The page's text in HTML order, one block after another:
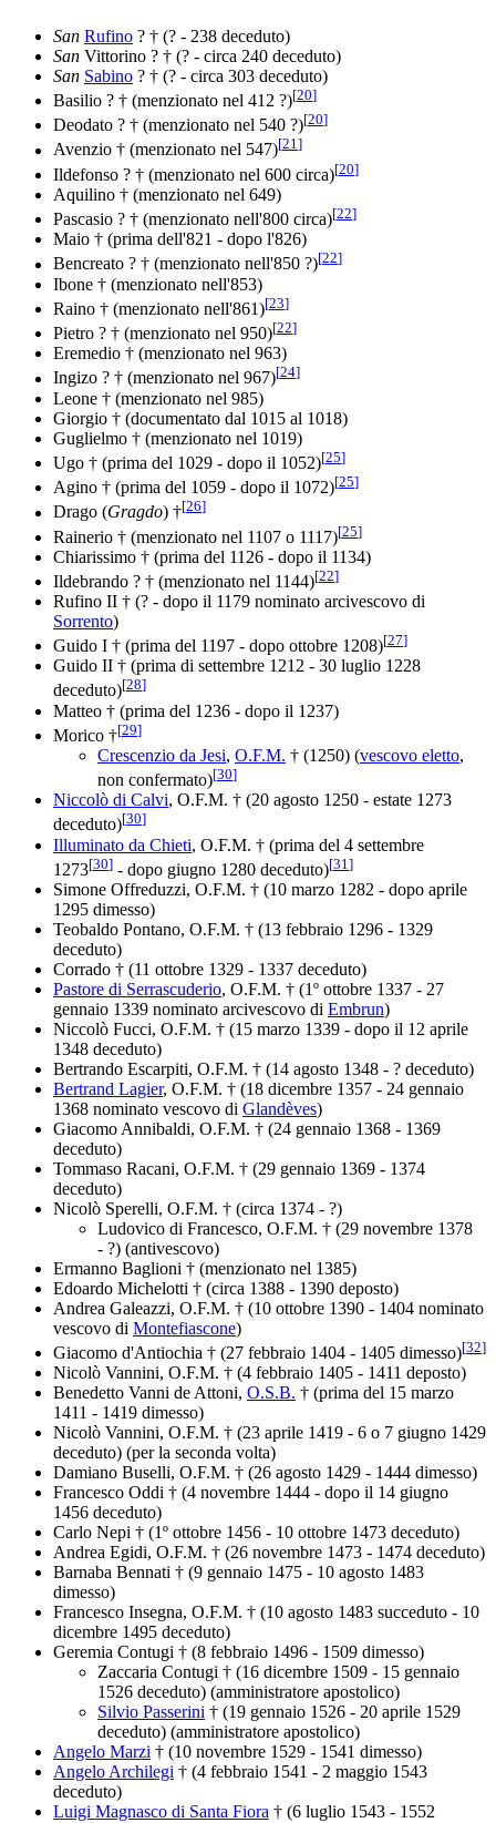
San Rufino ? † (? - 238 deceduto)
San Vittorino ? † (? - circa 240 deceduto)
San Sabino ? † (? - circa 303 deceduto)
Basilio ? † (menzionato nel 412 ?)[20]
Deodato ? † (menzionato nel 540 ?)[20]
Avenzio † (menzionato nel 547)[21]
Ildefonso ? † (menzionato nel 600 circa)[20]
Aquilino † (menzionato nel 649)
Pascasio ? † (menzionato nell'800 circa)[22]
Maio † (prima dell'821 - dopo l'826)
Bencreato ? † (menzionato nell'850 ?)[22]
Ibone † (menzionato nell'853)
Raino † (menzionato nell'861)[23]
Pietro ? † (menzionato nel 950)[22]
Eremedio † (menzionato nel 963)
Ingizo ? † (menzionato nel 967)[24]
Leone † (menzionato nel 985)
Giorgio † (documentato dal 1015 al 1018)
Guglielmo † (menzionato nel 1019)
Ugo † (prima del 1029 - dopo il 1052)[25]
Agino † (prima del 1059 - dopo il 1072)[25]
Drago (Gragdo) †[26]
Rainerio † (menzionato nel 1107 o 1117)[25]
Chiarissimo † (prima del 1126 - dopo il 1134)
Ildebrando ? † (menzionato nel 1144)[22]
Rufino II † (? - dopo il 1179 nominato arcivescovo di
Sorrento)
Guido I † (prima del 1197 - dopo ottobre 1208)[27]
Guido II † (prima di settembre 1212 - 30 luglio 1228
deceduto)[28]
Matteo † (prima del 1236 - dopo il 1237)
Morico †[29]
Crescenzio da Jesi, O.F.M. † (1250) (vescovo eletto,
non confermato)[30]
Niccolò di Calvi, O.F.M. † (20 agosto 1250 - estate 1273
deceduto)[30]
Illuminato da Chieti, O.F.M. † (prima del 4 settembre
1273[30] - dopo giugno 1280 deceduto)[31 ]
Simone Offreduzzi, O.F.M. † (10 marzo 1282 - dopo aprile
1295 dimesso)
Teobaldo Pontano, O.F.M. † (13 febbraio 1296 - 1329
deceduto)
Corrado † (11 ottobre 1329 - 1337 deceduto)
Pastore di Serrascuderio, O.F.M. † (1º ottobre 1337 - 27
gennaio 1339 nominato arcivescovo di Embrun)
Niccolò Fucci, O.F.M. † (15 marzo 1339 - dopo il 12 aprile
1348 deceduto)
Bertrando Escarpiti, O.F.M. † (14 agosto 1348 - ? deceduto)
Bertrand Lagier, O.F.M. † (18 dicembre 1357 - 24 gennaio
1368 nominato vescovo di Glandèves)
Giacomo Annibaldi, O.F.M. † (24 gennaio 1368 - 1369
deceduto)
Tommaso Racani, O.F.M. † (29 gennaio 1369 - 1374
deceduto)
Nicolò Sperelli, O.F.M. † (circa 1374 - ?)
Ludovico di Francesco, O.F.M. † (29 novembre 1378
- ?) (antivescovo)
Ermanno Baglioni † (menzionato nel 1385)
Edoardo Michelotti † (circa 1388 - 1390 deposto)
Andrea Galeazzi, O.F.M. † (10 ottobre 1390 - 1404 nominato
vescovo di Montefiascone)
Giacomo d'Antiochia † (27 febbraio 1404 - 1405 dimesso)[32]
Nicolò Vannini, O.F.M. † (4 febbraio 1405 - 1411 deposto)
Benedetto Vanni de Attoni, O.S.B. † (prima del 15 marzo
1411 - 1419 dimesso)
Nicolò Vannini, O.F.M. † (23 aprile 1419 - 6 o 7 giugno 1429
deceduto) (per la seconda volta)
Damiano Buselli, O.F.M. † (26 agosto 1429 - 1444 dimesso)
Francesco Oddi † (4 novembre 1444 - dopo il 14 giugno
1456 deceduto)
Carlo Nepi † (1º ottobre 1456 - 10 ottobre 1473 deceduto)
Andrea Egidi, O.F.M. † (26 novembre 1473 - 1474 deceduto)
Barnaba Bennati † (9 gennaio 1475 - 10 agosto 1483
dimesso)
Francesco Insegna, O.F.M. † (10 agosto 1483 succeduto - 10
dicembre 1495 deceduto)
Geremia Contugi † (8 febbraio 1496 - 1509 dimesso)
Zaccaria Contugi † (16 dicembre 1509 - 15 gennaio
1526 deceduto) (amministratore apostolico)
Silvio Passerini † (19 gennaio 1526 - 20 aprile 1529
deceduto) (amministratore apostolico)
Angelo Marzi † (10 novembre 1529 - 1541 dimesso)
Angelo Archilegi † (4 febbraio 1541 - 2 maggio 1543
deceduto)
Luigi Magnasco di Santa Fiora † (6 luglio 1543 - 1552